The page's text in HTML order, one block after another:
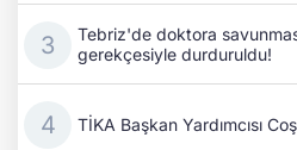
Tebriz'de doktora
gerekçesiyle durduruldu!
TİKA Başkan Yardımcısı